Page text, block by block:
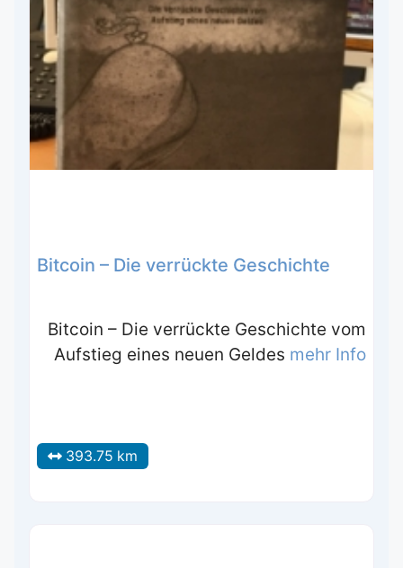
Bitcoin – Die verrückte Geschichte
Bitcoin – Die verrückte Geschichte vom
Aufstieg eines neuen Geldes mehr Info
393.75 km